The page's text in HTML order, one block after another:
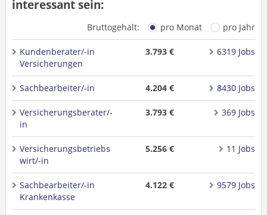
interessant sein:
Bruttogehalt: pro Monat pro Jahr
Kundenberater/-in
Versicherungen
3.793 € 6319 Jobs
Sachbearbeiter/-in 4.204 € 8430 Jobs
Versicherungsberater/-
in
3.793 € 369 Jobs
Versicherungsbetriebs
wirt/-in
5.256 € 11 Jobs
Sachbearbeiter/-in
Krankenkasse
4.122 € 9579 Jobs